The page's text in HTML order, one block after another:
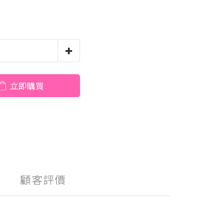
立即購買
顧客評價